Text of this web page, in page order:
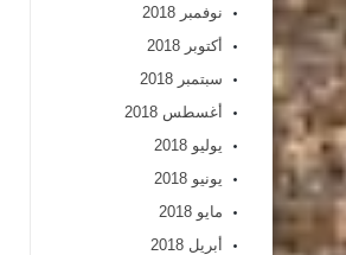
نوفمبر 2018
أكتوبر 2018
سبتمبر 2018
أغسطس 2018
يوليو 2018
يونيو 2018
مايو 2018
أبريل 2018